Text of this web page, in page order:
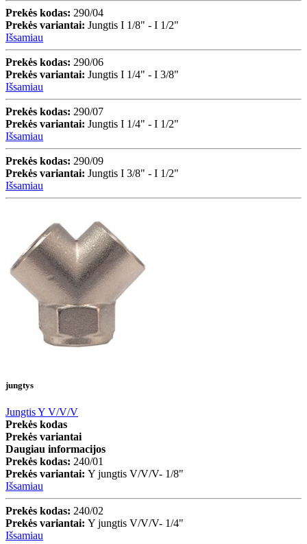
Prekės kodas: 290/04
Prekės variantai: Jungtis I 1/8" - I 1/2"
Išsamiau
Prekės kodas: 290/06
Prekės variantai: Jungtis I 1/4" - I 3/8"
Išsamiau
Prekės kodas: 290/07
Prekės variantai: Jungtis I 1/4" - I 1/2"
Išsamiau
Prekės kodas: 290/09
Prekės variantai: Jungtis I 3/8" - I 1/2"
Išsamiau
jungtys
Jungtis Y V/V/V
Prekės kodas
Prekės variantai
Daugiau informacijos
Prekės kodas: 240/01
Prekės variantai: Y jungtis V/V/V- 1/8"
Išsamiau
Prekės kodas: 240/02
Prekės variantai: Y jungtis V/V/V- 1/4"
Išsamiau